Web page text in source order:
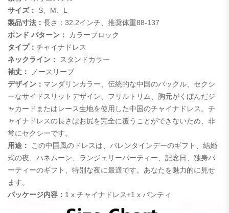
サイズ：
S、M、L
製品寸法： 長さ：32.2インチ、 推奨体重88-137
ポンド パターン：
カラーブロック
タイプ： チャイナドレス
ネックライン：
スタンドカラー
袖丈 ：
ノースリーブ
デザイン： マンダリンカラー、伝統的な中国のバックル、セクシ
ーなサイドスリットデザイン、フリルトリム、胸元がくぼんだジ
ャカードまたはレース生地を使用した中国のチャイナドレス。チ
ャイナドレスの長さはお尻を完全に覆うことができないため、非
常にセクシーです。
用途：
この中国風のドレスは、バレンタインデーのギフト、結婚
式の夜、ハネムーン、ランジェリーパーティー、記念日、独身パ
ーティーのギフト、特別な夜に最適です。あなたを魅力的に見せ
ます。
パッケージ内容： 1 x チャイナドレス+1 x パンティ